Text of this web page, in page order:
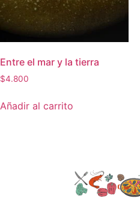
Entre el mar y la tierra
$4.800
Añadir al carrito